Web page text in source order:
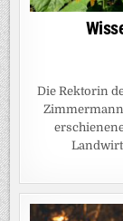
Die Rektorin